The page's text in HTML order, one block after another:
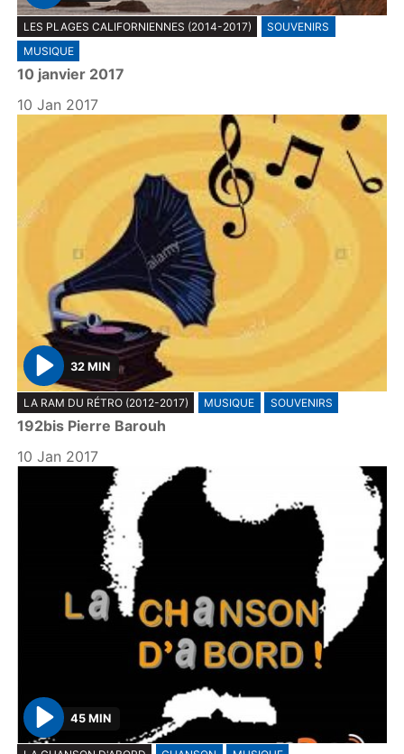
P
l
a
y
LES PLAGES CALIFORNIENNES (2014-2017)
SOUVENIRS
MUSIQUE
10 janvier 2017
10 Jan 2017
P
l
a
y
32 MIN
LA RAM DU RÉTRO (2012-2017) MUSIQUE SOUVENIRS
192bis Pierre Barouh
10 Jan 2017
P
45 MIN